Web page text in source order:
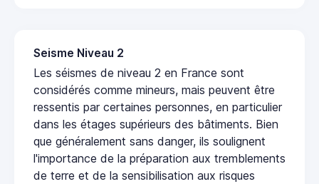
Seisme Niveau 2
Les séismes de niveau 2 en France sont
considérés comme mineurs, mais peuvent être
ressentis par certaines personnes, en particulier
dans les étages supérieurs des bâtiments. Bien
que généralement sans danger, ils soulignent
l'importance de la préparation aux tremblements
de terre et de la sensibilisation aux risques